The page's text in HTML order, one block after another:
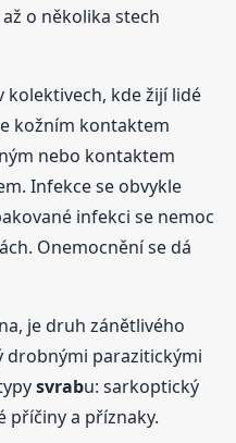
o několika stech
kolektivech, kde žijí lidé
kožním kontaktem
nebo kontaktem
Infekce se obvykle
infekci se nemoc
Onemocnění se dá
je druh zánětlivého
drobnými parazitickými
svrabu: sarkoptický
příčiny a příznaky.